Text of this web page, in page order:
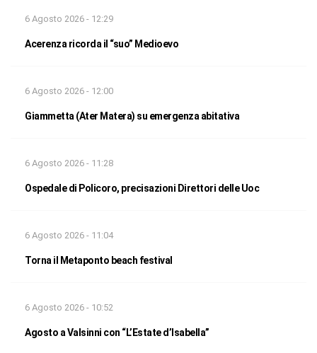
6 Agosto 2026 - 12:29
Acerenza ricorda il “suo” Medioevo
6 Agosto 2026 - 12:00
Giammetta (Ater Matera) su emergenza abitativa
6 Agosto 2026 - 11:28
Ospedale di Policoro, precisazioni Direttori delle Uoc
6 Agosto 2026 - 11:04
Torna il Metaponto beach festival
6 Agosto 2026 - 10:52
Agosto a Valsinni con “L’Estate d’Isabella”